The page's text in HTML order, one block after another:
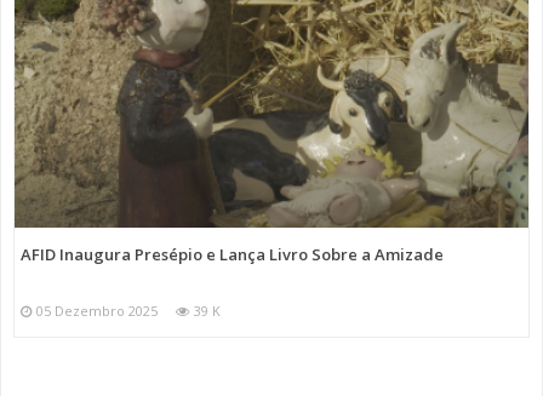
AFID Inaugura Presépio e Lança Livro Sobre a Amizade
05 Dezembro 2025 39 K